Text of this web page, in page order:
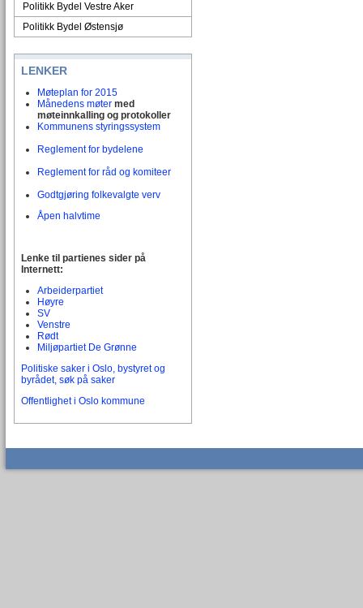
Politikk Bydel Vestre Aker
Politikk Bydel Østensjø
LENKER
Møteplan for 2015
Månedens møter med
møteinnkalling og protokoller
Kommunens styringssystem
Reglement for bydelene
Reglement for råd og komiteer
Godtgjøring folkevalgte verv
Åpen halvtime
Lenke til partienes sider på
Internett:
Arbeiderpartiet
Høyre
SV
Venstre
Rødt
Miljøpartiet De Grønne
Politiske saker i Oslo, bystyret og
byrådet, søk på saker
Offentlighet i Oslo kommune